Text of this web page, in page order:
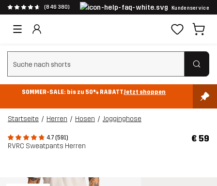
(846 380) Kundenservice
Suchfilter löschen
SOMMER-SALE: bis zu 50% RABATTJetzt shoppen
Startseite Herren Hosen Jogginghose
4.7 (591)
RVRC Sweatpants Herren
€ 59